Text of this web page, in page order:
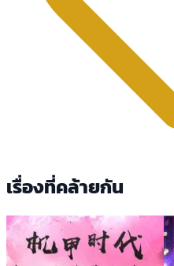
เรื่องที่คล้ายกัน